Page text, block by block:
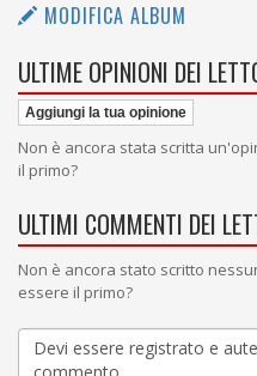
MODIFICA ALBUM
ULTIME OPINIONI DEI
Aggiungi la tua opinione
Non è ancora stata scritta
il primo?
ULTIMI COMMENTI DEI
Non è ancora stato scritto
essere il primo?